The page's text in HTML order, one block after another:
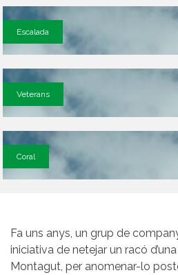
Escalada
Veterans
Coral
Fa uns anys, un grup de
iniciativa de netejar un racó
Montagut, per anomenar-lo